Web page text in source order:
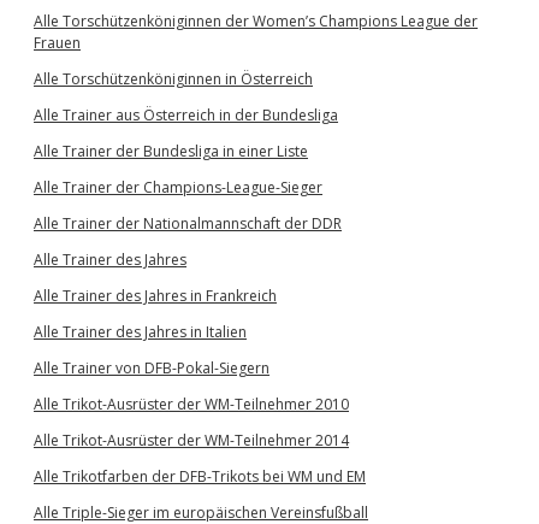
Alle Torschützenköniginnen der Women’s Champions League der
Frauen
Alle Torschützenköniginnen in Österreich
Alle Trainer aus Österreich in der Bundesliga
Alle Trainer der Bundesliga in einer Liste
Alle Trainer der Champions-League-Sieger
Alle Trainer der Nationalmannschaft der DDR
Alle Trainer des Jahres
Alle Trainer des Jahres in Frankreich
Alle Trainer des Jahres in Italien
Alle Trainer von DFB-Pokal-Siegern
Alle Trikot-Ausrüster der WM-Teilnehmer 2010
Alle Trikot-Ausrüster der WM-Teilnehmer 2014
Alle Trikotfarben der DFB-Trikots bei WM und EM
Alle Triple-Sieger im europäischen Vereinsfußball